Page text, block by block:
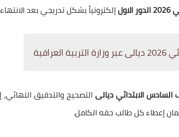
إلكترونياً بشكل تدريجي بعد
السادس الابتدائي ديالى التصحيح والتدقيق
إعطاء كل طالب حقه الكامل.